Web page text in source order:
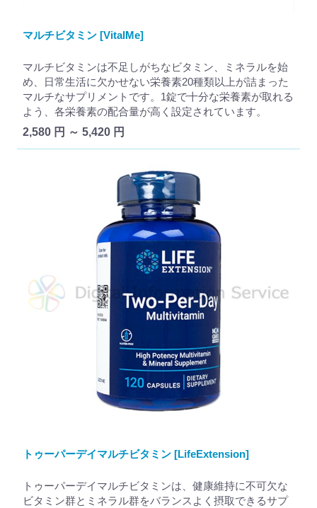
マルチビタミン [VitalMe]
マルチビタミンは不足しがちなビタミン、ミネラルを始
め、日常生活に欠かせない栄養素20種類以上が詰まった
マルチなサプリメントです。1錠で十分な栄養素が取れる
よう、各栄養素の配合量が高く設定されています。
2,580 円 ～ 5,420 円
トゥーパーデイマルチビタミン [LifeExtension]
トゥーパーデイマルチビタミンは、健康維持に不可欠な
ビタミン群とミネラル群をバランスよく摂取できるサプ